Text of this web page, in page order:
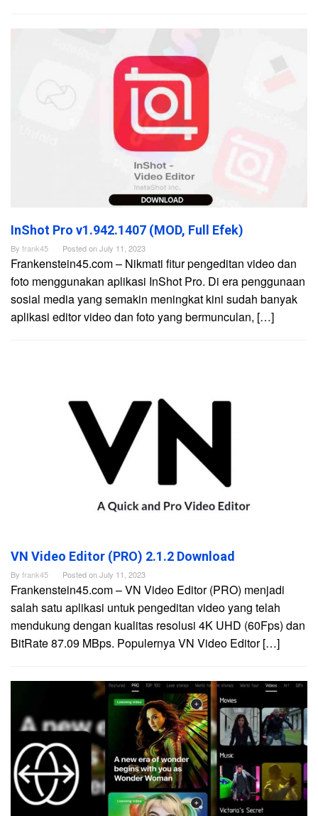
InShot Pro v1.942.1407 (MOD, Full Efek)
By frank45 Posted onJuly 11, 2023
Frankenstein45.com – Nikmati fitur pengeditan video dan
foto menggunakan aplikasi InShot Pro. Di era penggunaan
sosial media yang semakin meningkat kini sudah banyak
aplikasi editor video dan foto yang bermunculan, […]
VN Video Editor (PRO) 2.1.2 Download
By frank45 Posted onJuly 11, 2023
Frankenstein45.com – VN Video Editor (PRO) menjadi
salah satu aplikasi untuk pengeditan video yang telah
mendukung dengan kualitas resolusi 4K UHD (60Fps) dan
BitRate 87.09 MBps. Populernya VN Video Editor […]